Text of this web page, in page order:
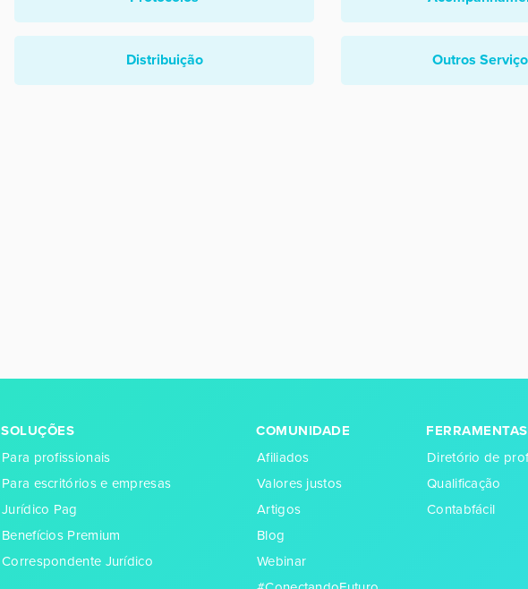
Distribuição Outros
SOLUÇÕES
Para profissionais
Para escritórios e empresas
Jurídico Pag
Benefícios Premium
Correspondente Jurídico
COMUNIDADE
Afiliados
Valores justos
Artigos
Blog
Webinar
FERRAMENTAS
Diretório de
Qualificação
Contabfácil